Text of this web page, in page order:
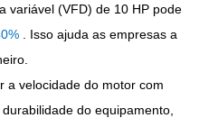
variável (VFD) de 10 HP pode
. Isso ajuda as empresas a
a velocidade do motor com
do equipamento,